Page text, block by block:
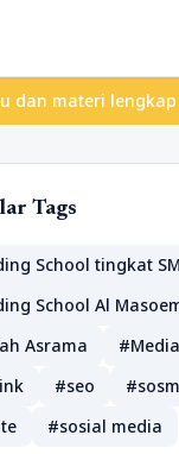
lengkap hanya
Tags
School tingkat
School Al
Asrama
#seo
#sosial media